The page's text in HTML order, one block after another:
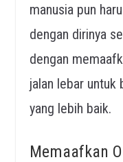
manusia pun
dengan dirinya
dengan
jalan lebar untuk
yang lebih baik.
Memaafkan